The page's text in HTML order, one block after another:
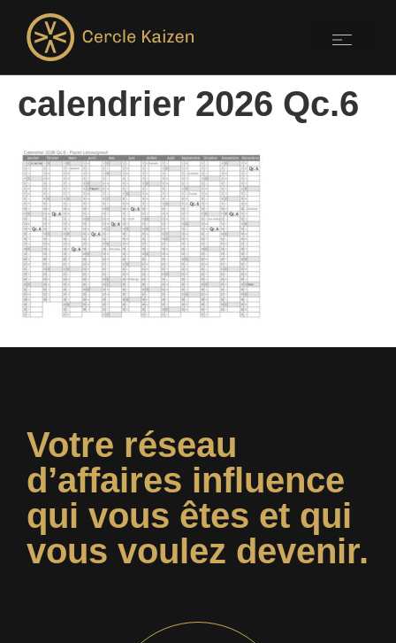
calendrier 2026 Qc.6
Votre réseau
d’affaires influence
qui vous êtes et qui
vous voulez devenir.